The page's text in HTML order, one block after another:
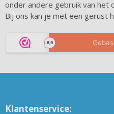
onder andere gebruik van het
Bij ons kan je met een gerust
Klantenservice: